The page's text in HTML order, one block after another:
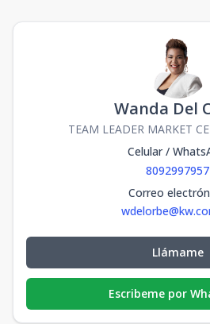
Wanda Del
TEAM LEADER MARKET
Celular /
8092997957
Correo
Llámame
Escribeme por